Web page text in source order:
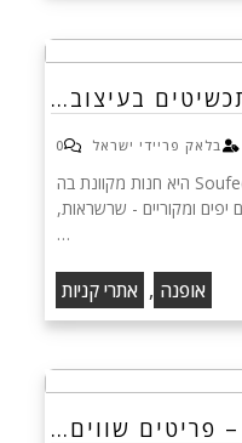
בלאק פריידי ישראל 0
Soufeel - תכשיטים בעיצוב אישי Soufeel היא חנות מקוונת בה
ומקוריים - שרשראות,
…
אופנה , אתרי קניות